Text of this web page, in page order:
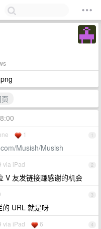
1
1
Musish/Musish
2
via iPad
V 友发链接赚感谢的机会
3
URL 就是呀
4
via iPad 6